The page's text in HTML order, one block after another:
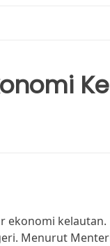
ekonomi
Menurut